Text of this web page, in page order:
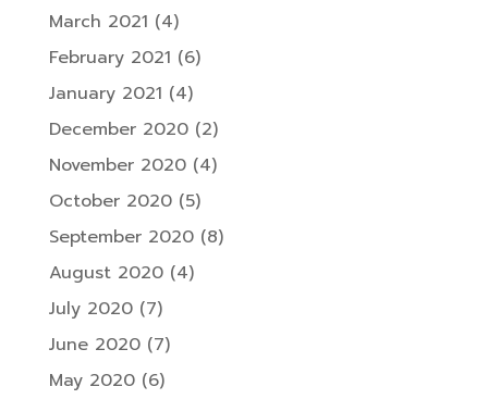
March 2021 (4)
February 2021 (6)
January 2021 (4)
December 2020(2)
November 2020(4)
October 2020(5)
September 2020(8)
August 2020(4)
July 2020(7)
June 2020(7)
May 2020(6)